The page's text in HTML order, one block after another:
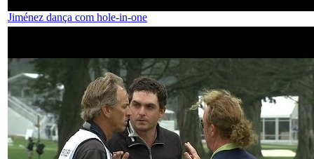
Jiménez dança com hole-in-one